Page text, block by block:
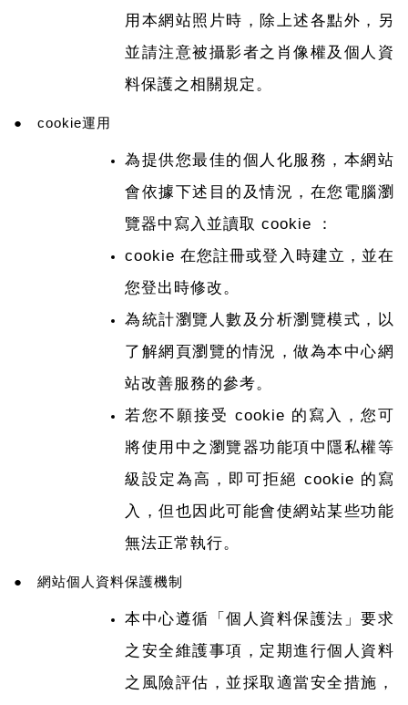
用本網站照片時，除上述各點外，另
並請注意被攝影者之肖像權及個人資
料保護之相關規定。
● cookie運用
為提供您最佳的個人化服務，本網站
會依據下述目的及情況，在您電腦瀏
覽器中寫入並讀取 cookie ：
cookie在您註冊或登入時建立，並在
您登出時修改。
為統計瀏覽人數及分析瀏覽模式，以
了解網頁瀏覽的情況，做為本中心網
站改善服務的參考。
若您不願接受 cookie 的寫入，您可
將使用中之瀏覽器功能項中隱私權等
級設定為高，即可拒絕 cookie 的寫
入，但也因此可能會使網站某些功能
無法正常執行。
● 網站個人資料保護機制
本中心遵循「個人資料保護法」要求
之安全維護事項，定期進行個人資料
之風險評估，並採取適當安全措施，